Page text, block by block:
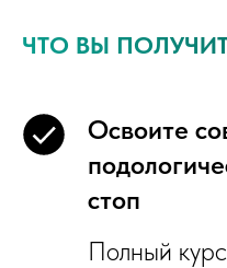
ЧТО ВЫ
Освоите
стоп
Полный